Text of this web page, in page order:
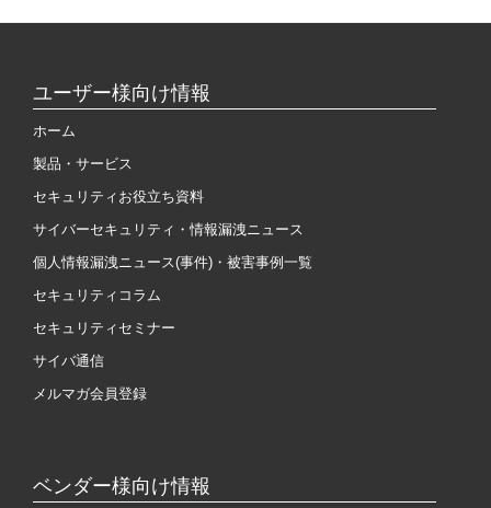
ユーザー様向け情報
ホーム
製品・サービス
セキュリティお役立ち資料
サイバーセキュリティ・情報漏洩ニュース
個人情報漏洩ニュース(事件)・被害事例一覧
セキュリティコラム
セキュリティセミナー
サイバ通信
メルマガ会員登録
ベンダー様向け情報